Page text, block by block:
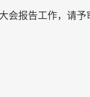
会报告工作，请